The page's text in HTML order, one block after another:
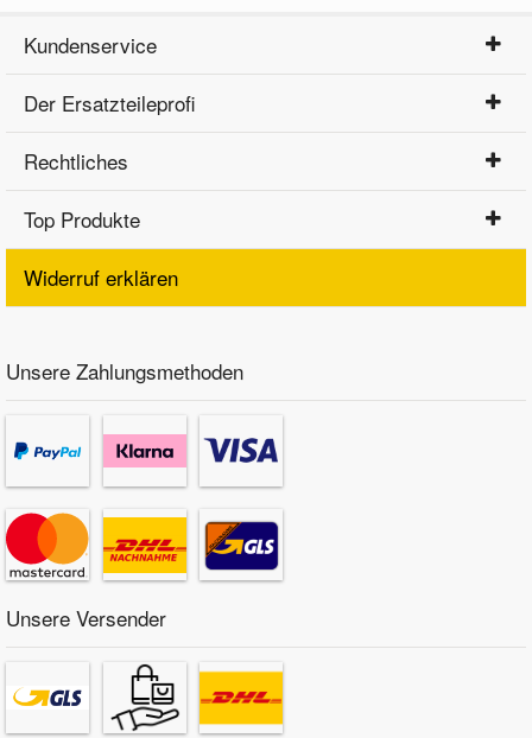
Kundenservice
Der Ersatzteileprofi
Rechtliches
Top Produkte
Widerruf erklären
Unsere Zahlungsmethoden
Unsere Versender